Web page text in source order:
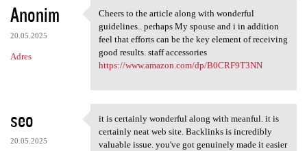
Anonim
20.05.2025
Adres
Cheers to the article along
Cheers to the article along with wonderful
guidelines.. perhaps My spouse and i in addition
feel that efforts can be the key element of receiving
good results. staff accessories
https://www.amazon.com/dp/B0CRF9T3NN
seo
20.05.2025
it is certainly wonderful
it is certainly wonderful along with meanful. it is
certainly neat web site. Backlinks is incredibly
valuable issue. you've got genuinely made it easier